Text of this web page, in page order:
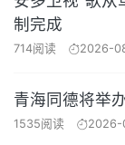
制完成
714阅读 2026-
青海同德将举
1535阅读